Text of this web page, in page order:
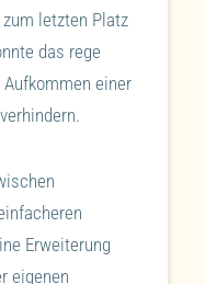
letzten Platz
das rege
einer
Erweiterung
eigenen